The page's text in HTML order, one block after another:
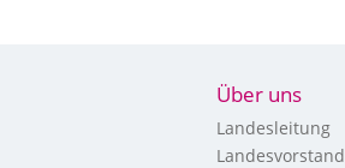
Über uns
Landesleitung
Landesvorstand